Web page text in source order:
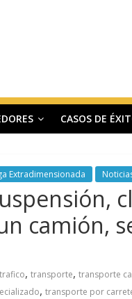
CASOS DE
Extradimensionada
camión,
trafico, transporte, transporte
, transporte por